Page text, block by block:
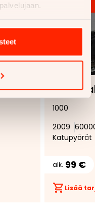
Lisää
suosikiksi
Poista
suosikeista
1000
2009
Katupyörät
alk. 99 €
Lisää